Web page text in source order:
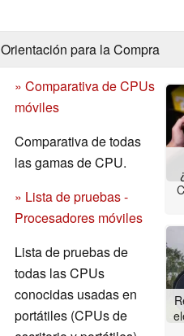
Orientación para la Compra
» Comparativa de CPUs
móviles
Comparativa de todas
las gamas de CPU.
» Lista de pruebas -
Procesadores móviles
Lista de pruebas de
todas las CPUs
conocidas usadas en
portátiles (CPUs de